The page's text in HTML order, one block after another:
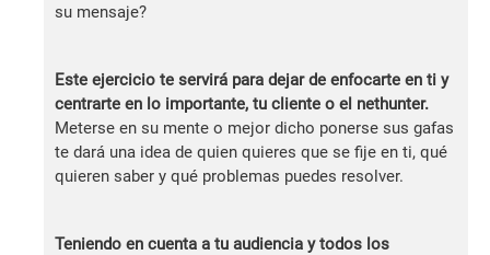
su mensaje?
Este ejercicio te servirá para dejar de enfocarte en ti y
centrarte en lo importante, tu cliente o el nethunter.
Meterse en su mente o mejor dicho ponerse sus gafas
te dará una idea de quien quieres que se fije en ti, qué
quieren saber y qué problemas puedes resolver.
Teniendo en cuenta a tu audiencia y todos los